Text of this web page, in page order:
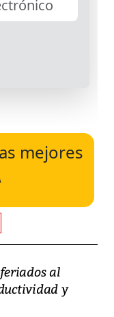
mejores
al
y